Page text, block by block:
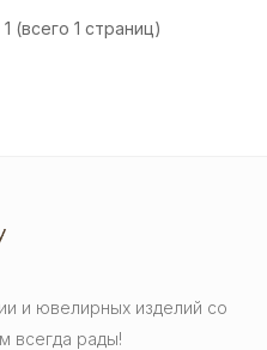
(всего 1 страниц)
и ювелирных изделий со
всегда рады!